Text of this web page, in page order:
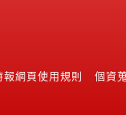
報網頁使用規則 個資